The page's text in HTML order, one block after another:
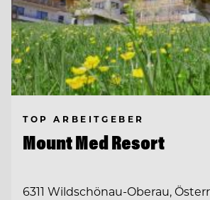
TOP ARBEITGEBER
Mount Med Resort
6311 Wildschönau-Oberau,